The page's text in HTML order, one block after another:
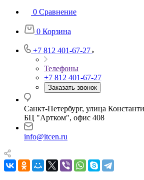
0 Сравнение
0 Корзина
+7 812 401-67-27
Телефоны
+7 812 401-67-27
Заказать звонок
Санкт-Петербург, улица
БЦ "Артком", офис 408
info@itcen.ru